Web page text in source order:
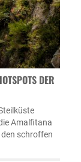
DER A
Amalfitana
schroffen